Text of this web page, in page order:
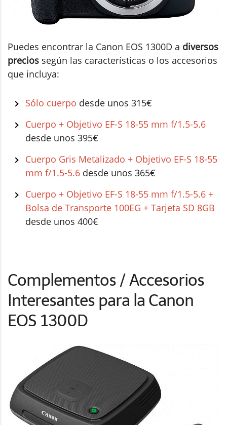
Puedes encontrar la Canon EOS 1300D a diversos
precios según las características o los accesorios
que incluya:
Sólo cuerpo desde unos 315€
Cuerpo + Objetivo EF-S 18-55 mm f/1.5-5.6
desde unos 395€
Cuerpo Gris Metalizado + Objetivo EF-S 18-55
mm f/1.5-5.6 desde unos 365€
Cuerpo + Objetivo EF-S 18-55 mm f/1.5-5.6 +
Bolsa de Transporte 100EG + Tarjeta SD 8GB
desde unos 400€
Complementos / Accesorios
Interesantes para la Canon
EOS 1300D